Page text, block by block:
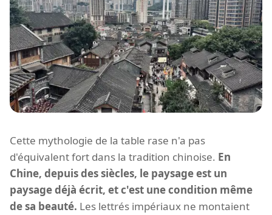
Cette mythologie de la table rase n'a pas
d'équivalent fort dans la tradition chinoise. En
Chine, depuis des siècles, le paysage est un
paysage déjà écrit, et c'est une condition même
de sa beauté. Les lettrés impériaux ne montaient